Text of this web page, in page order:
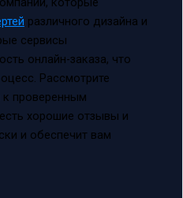
различного дизайна и
сервисы
онлайн-заказа, что
Рассмотрите
проверенным
хорошие отзывы и
и обеспечит вам